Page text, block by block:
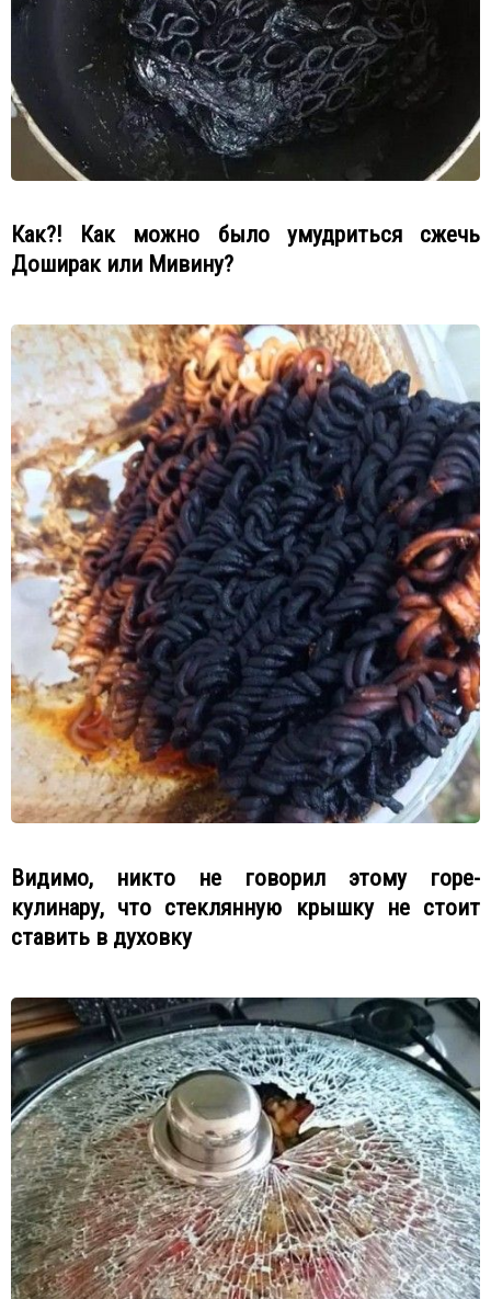
Как?! Как можно было умудриться сжечь
Доширак или Мивину?
Видимо, никто не говорил этому горе-
кулинару, что стеклянную крышку не стоит
ставить в духовку